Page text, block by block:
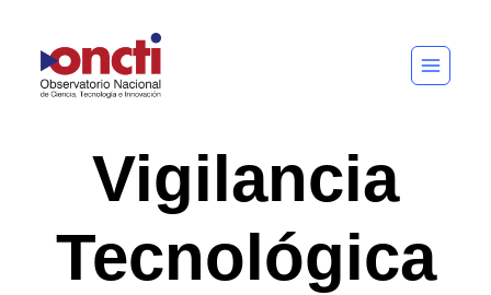
al
contenido
Vigilancia
Tecnológica